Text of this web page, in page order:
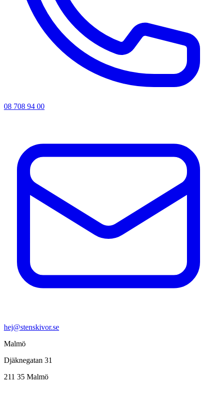
08 708 94 00
hej@stenskivor.se
Malmö
Djäknegatan 31
211 35 Malmö